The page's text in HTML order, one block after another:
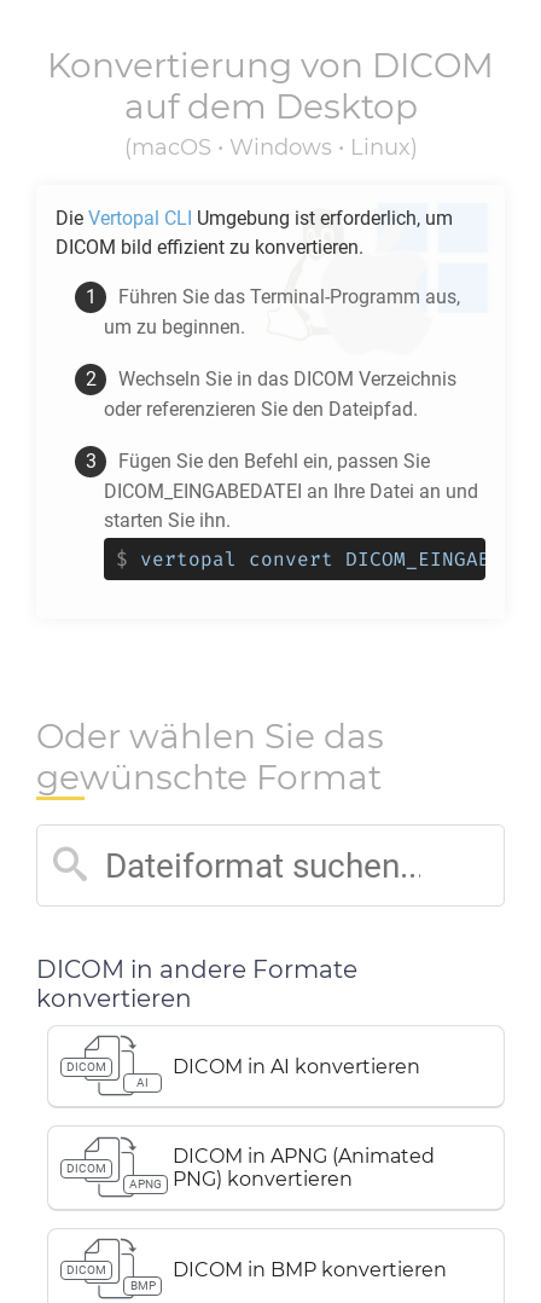
Konvertierung von DICOM
auf dem Desktop
(macOS • Windows • Linux)
Die Vertopal CLI Umgebung ist erforderlich, um
DICOM bild effizient zu konvertieren.
Führen Sie das Terminal-Programm aus,
um zu beginnen.
Wechseln Sie in das DICOM Verzeichnis
oder referenzieren Sie den Dateipfad.
Fügen Sie den Befehl ein, passen Sie
DICOM_EINGABEDATEI an Ihre Datei an und
starten Sie ihn.
$ vertopal convert
Oder wählen Sie das
gewünschte Format
DICOM in andere Formate
konvertieren
DICOM
AI
DICOM in AI konvertieren
DICOM
APNG
DICOM in APNG (Animated
PNG) konvertieren
DICOM
BMP
DICOM in BMP konvertieren